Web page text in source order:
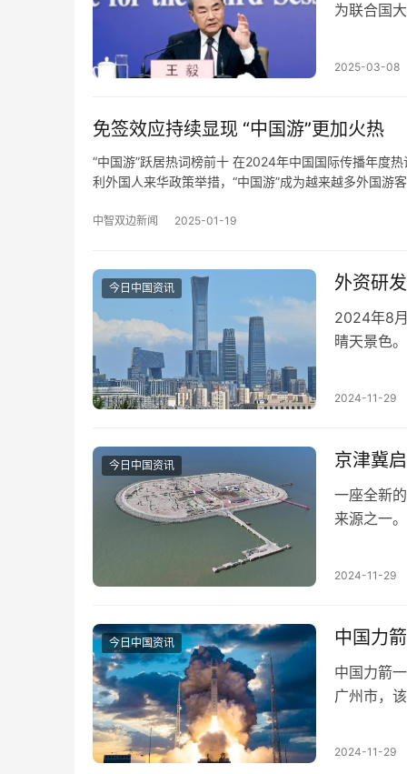
为联合国
2025-03-08
免签效应持续显现 “中国游”更加火热
“中国游”跃居热词榜前十 在2024年中国国际传播年度
利外国人来华政策举措，“中国游”成为越来越多外国游
中智双边新闻 2025-01-19
今日中国资讯 外资研
2024年8
晴天景色
2024-11-29
今日中国资讯 京津冀
一座全新
来源之一
2024-11-29
今日中国资讯 中国力
中国力箭
广州市，
2024-11-29